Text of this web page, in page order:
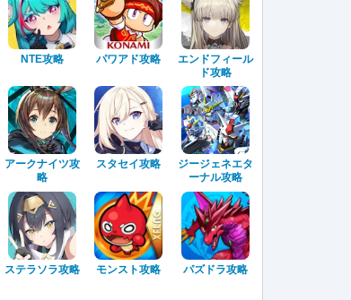
NTE攻略 パワアド攻略
エンドフィール
ド攻略
アークナイツ攻
略
スタセイ攻略
ジージェネエタ
ーナル攻略
ステラソラ攻略 モンスト攻略 パズドラ攻略